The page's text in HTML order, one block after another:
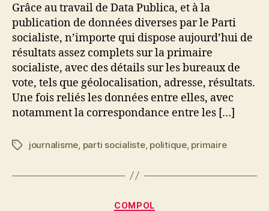
la
primaire
Grâce au travail de Data Publica, et à la
publication de données diverses par le Parti
socialiste, n’importe qui dispose aujourd’hui de
résultats assez complets sur la primaire
socialiste, avec des détails sur les bureaux de
vote, tels que géolocalisation, adresse, résultats.
Une fois reliés les données entre elles, avec
notamment la correspondance entre les […]
Étiquettes
journalisme parti socialiste, politique, primaire
Catégories
COMPOL